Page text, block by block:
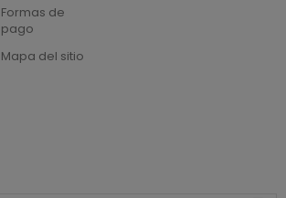
Formas de
pago
Mapa del sitio